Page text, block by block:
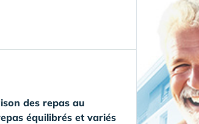
des repas au
équilibrés et variés